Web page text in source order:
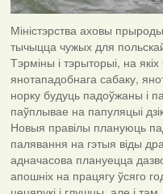
Міністэрства аховы
тычыцца чужых для
Тэрміны і тэрыторыі, на
янотападобнага сабаку,
норку будуць падоўжаны і
паўплывае на папуляцыі
Новыя правілы плануюць
палявання на гэтыя віды
адначасова плануецца
апошніх на працягу ўсяго